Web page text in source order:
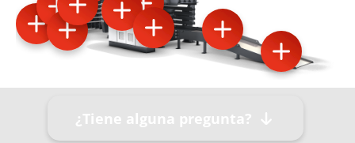
¿Tiene alguna pregunta?